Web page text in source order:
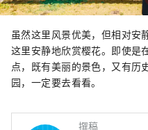
虽然这里风景优美，但相对安
这里安静地欣赏樱花。即使是
点，既有美丽的景色，又有历
园，一定要去看看。
撰稿